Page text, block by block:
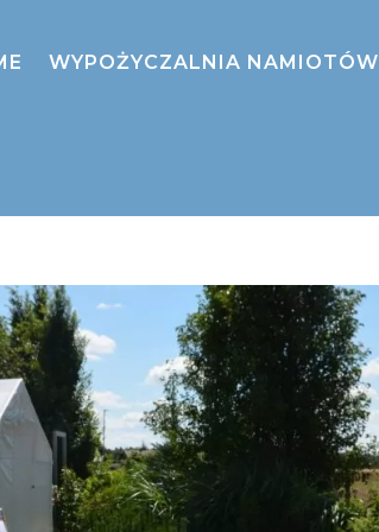
WYPOŻYCZALNIA NAMIOTÓW